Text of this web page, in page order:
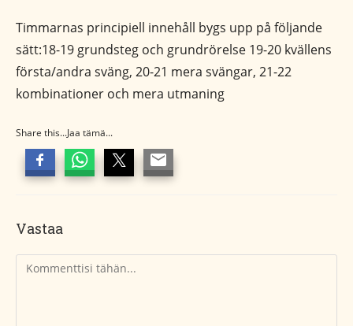
Timmarnas principiell innehåll bygs upp på följande
sätt:18-19 grundsteg och grundrörelse 19-20 kvällens
första/andra sväng, 20-21 mera svängar, 21-22
kombinationer och mera utmaning
Share this...Jaa tämä...
Vastaa
Kommentti